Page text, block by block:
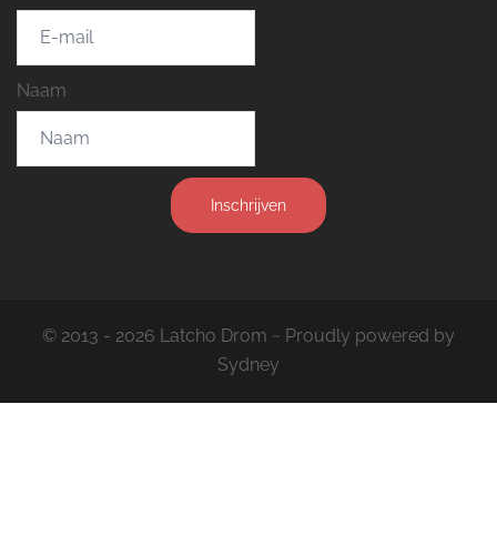
Naam
Inschrijven
© 2013 - 2026 Latcho Drom ~ Proudly powered by
Sydney